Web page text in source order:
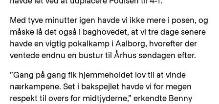
Med tyve minutter igen havde vi ikke mere i posen, og
måske lå det også i baghovedet, at vi tre dage senere
havde en vigtig pokalkamp i Aalborg, hvorefter der
ventede endnu en bustur til Århus søndagen efter.
”Gang på gang fik hjemmeholdet lov til at vinde
nærkampene. Set i bakspejlet havde vi for megen
respekt til overs for midtjyderne,” erkendte Benny